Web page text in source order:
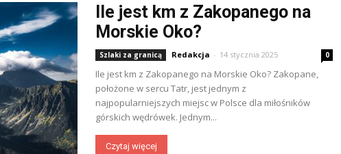
Ile jest km z Zakopanego na
Morskie Oko?
Szlaki za granicą Redakcja - 14 stycznia 2025 0
Ile jest km z Zakopanego na Morskie Oko? Zakopane,
położone w sercu Tatr, jest jednym z
najpopularniejszych miejsc w Polsce dla miłośników
górskich wędrówek. Jednym...
Czytaj więcej